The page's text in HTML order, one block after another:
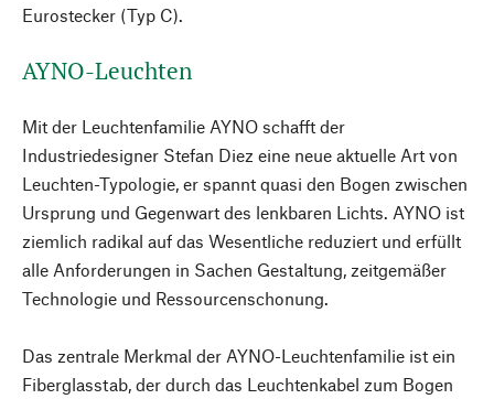
Eurostecker (Typ C).
AYNO-Leuchten
Mit der Leuchtenfamilie AYNO schafft der
Industriedesigner Stefan Diez eine neue aktuelle Art von
Leuchten-Typologie, er spannt quasi den Bogen zwischen
Ursprung und Gegenwart des lenkbaren Lichts. AYNO ist
ziemlich radikal auf das Wesentliche reduziert und erfüllt
alle Anforderungen in Sachen Gestaltung, zeitgemäßer
Technologie und Ressourcenschonung.
Das zentrale Merkmal der AYNO-Leuchtenfamilie ist ein
Fiberglasstab, der durch das Leuchtenkabel zum Bogen